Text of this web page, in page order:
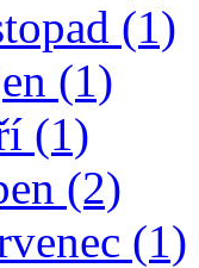
(1)
(1)
(1)
(2)
(1)